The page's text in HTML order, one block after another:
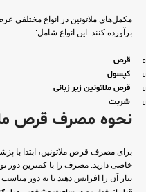
مکمل‌های ملاتونین در انواع مختلفی
برآورده کنند. این انواع شامل:
قرص
کپسول
قرص ملاتونین زیر زبانی
شربت
نحوه مصرف قرص
برای مصرف قرص ملاتونین، ابتدا با
خاصی دارید. مصرف را با کمترین دوز
نیاز آن را افزایش دهید تا به دوز